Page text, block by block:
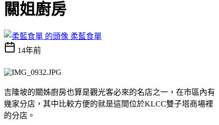
關姐廚房
柔藍食單
14年前
吉隆坡的關姊廚房也算是觀光客必來的名店之一，在市區內有
幾家分店，其中比較方便的就是這間位於KLCC雙子塔商場裡
的分店。